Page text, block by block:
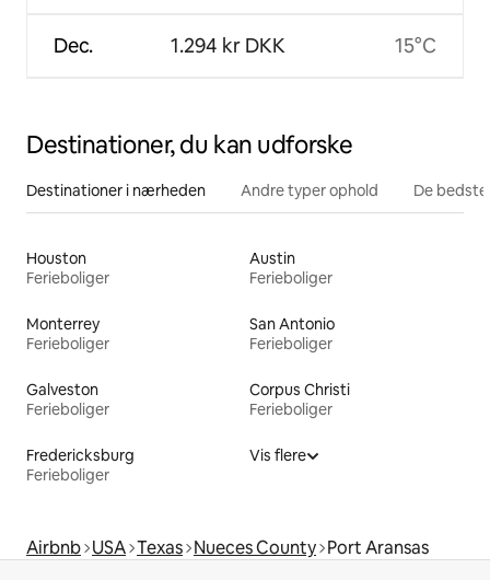
Dec. 1.294 kr DKK 15°C
Destinationer, du kan udforske
Destinationer i nærheden Andre typer ophold De
Houston
Ferieboliger
Austin
Ferieboliger
Monterrey
Ferieboliger
San Antonio
Ferieboliger
Galveston
Ferieboliger
Corpus Christi
Ferieboliger
Fredericksburg
Ferieboliger
Vis flere
Airbnb USA Texas Nueces County Port Aransas